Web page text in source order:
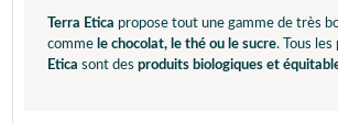
Terra Etica propose tout une gamme de très
comme le chocolat, le thé ou le sucre. Tous les
Etica sont des produits biologiques et